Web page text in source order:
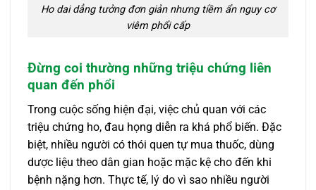
Ho dai dẳng tưởng đơn giản nhưng tiềm ẩn nguy cơ
viêm phổi cấp
Đừng coi thường những triệu chứng liên
quan đến phổi
Trong cuộc sống hiện đại, việc chủ quan với các
triệu chứng ho, đau họng diễn ra khá phổ biến. Đặc
biệt, nhiều người có thói quen tự mua thuốc, dùng
dược liệu theo dân gian hoặc mặc kệ cho đến khi
bệnh nặng hơn. Thực tế, lý do vì sao nhiều người